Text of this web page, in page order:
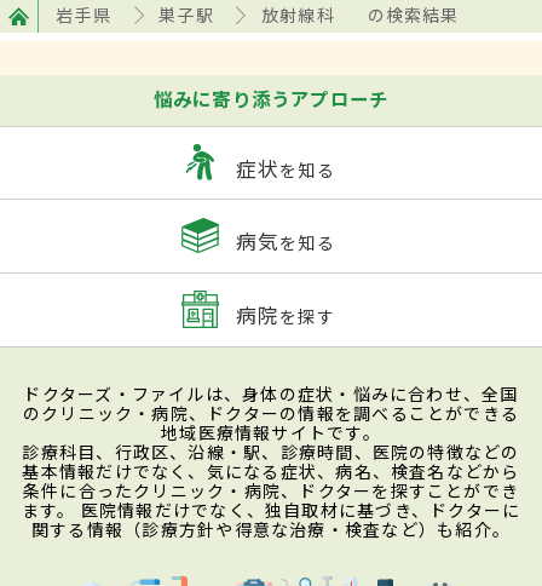
岩手県 巣子駅 放射線科 の検索結果
悩みに寄り添うアプローチ
症状を知る
病気を知る
病院を探す
ドクターズ・ファイルは、身体の症状・悩みに合わせ、全国
のクリニック・病院、ドクターの情報を調べることができる
地域医療情報サイトです。
診療科目、行政区、沿線・駅、診療時間、医院の特徴などの
基本情報だけでなく、気になる症状、病名、検査名などから
条件に合ったクリニック・病院、ドクターを探すことができ
ます。 医院情報だけでなく、独自取材に基づき、ドクターに
関する情報（診療方針や得意な治療・検査など）も紹介。